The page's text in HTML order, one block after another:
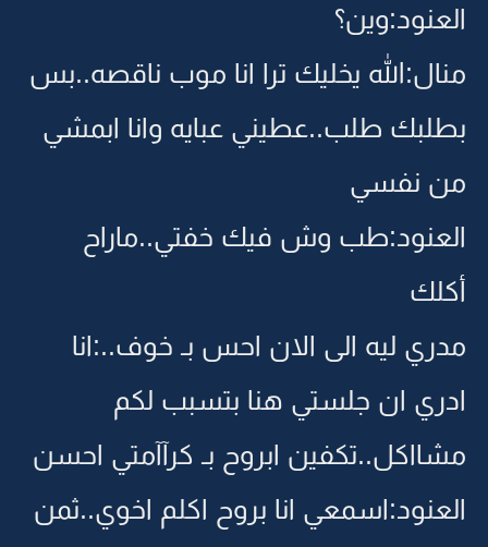
العنود:وين؟
منال:الله يخليك ترا انا موب ناقصه..بس
بطلبك طلب..عطيني عبايه وانا ابمشي
من نفسي
العنود:طب وش فيك خفتي..ماراح
أكلك
مدري ليه الى الان احس بـ خوف..:انا
ادري ان جلستي هنا بتسبب لكم
مشااكل..تكفين ابروح بـ كرآآمتي احسن
العنود:اسمعي انا بروح اكلم اخوي..ثمن